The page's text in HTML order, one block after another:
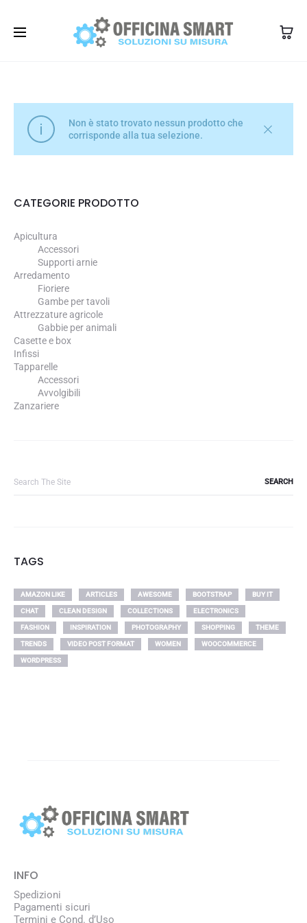
Non è stato trovato nessun prodotto che
corrisponde alla tua selezione.
CATEGORIE PRODOTTO
Apicultura
Accessori
Supporti arnie
Arredamento
Fioriere
Gambe per tavoli
Attrezzature agricole
Gabbie per animali
Casette e box
Infissi
Tapparelle
Accessori
Avvolgibili
Zanzariere
for:
TAGS
AMAZON LIKE ARTICLES AWESOME BOOTSTRAP BUY IT
CHAT CLEAN DESIGN COLLECTIONS ELECTRONICS
FASHION INSPIRATION PHOTOGRAPHY SHOPPING THEME
TRENDS VIDEO POST FORMAT WOMEN WOOCOMMERCE
WORDPRESS
INFO
Spedizioni
Pagamenti sicuri
Termini e Cond. d’Uso